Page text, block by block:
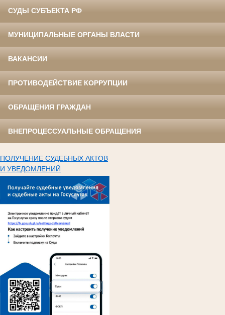
СУДЫ СУБЪЕКТА РФ
МУНИЦИПАЛЬНЫЕ ОРГАНЫ ВЛАСТИ
ВАКАНСИИ
ПРОТИВОДЕЙСТВИЕ КОРРУПЦИИ
ОБРАЩЕНИЯ ГРАЖДАН
ВНЕПРОЦЕССУАЛЬНЫЕ ОБРАЩЕНИЯ
ПОЛУЧЕНИЕ СУДЕБНЫХ АКТОВ
И УВЕДОМЛЕНИЙ